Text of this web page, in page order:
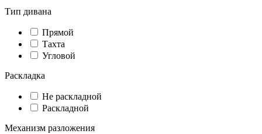
Тип дивана
Прямой
Тахта
Угловой
Раскладка
Не раскладной
Раскладной
Механизм разложения